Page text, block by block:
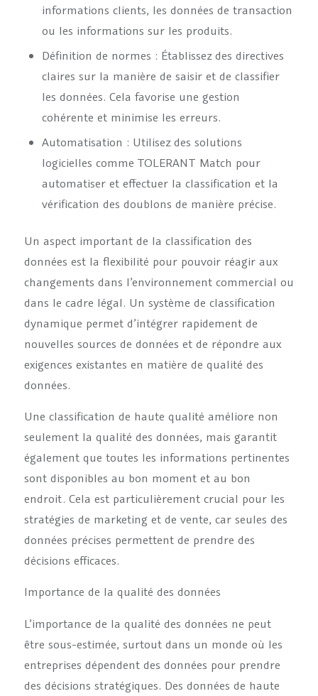
informations clients, les données de transaction
ou les informations sur les produits.
Définition de normes : Établissez des directives
claires sur la manière de saisir et de classifier
les données. Cela favorise une gestion
cohérente et minimise les erreurs.
Automatisation : Utilisez des solutions
logicielles comme TOLERANT Match pour
automatiser et effectuer la classification et la
vérification des doublons de manière précise.
Un aspect important de la classification des
données est la flexibilité pour pouvoir réagir aux
changements dans l’environnement commercial ou
dans le cadre légal. Un système de classification
dynamique permet d’intégrer rapidement de
nouvelles sources de données et de répondre aux
exigences existantes en matière de qualité des
données.
Une classification de haute qualité améliore non
seulement la qualité des données, mais garantit
également que toutes les informations pertinentes
sont disponibles au bon moment et au bon
endroit. Cela est particulièrement crucial pour les
stratégies de marketing et de vente, car seules des
données précises permettent de prendre des
décisions efficaces.
Importance de la qualité des données
L’importance de la qualité des données ne peut
être sous-estimée, surtout dans un monde où les
entreprises dépendent des données pour prendre
des décisions stratégiques. Des données de haute